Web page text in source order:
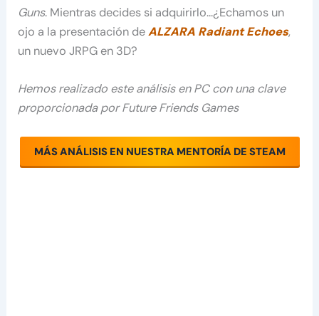
Guns. Mientras decides si adquirirlo…¿Echamos un
ojo a la presentación deALZARA Radiant Echoes,
un nuevo JRPG en 3D?
Hemos realizado este análisis en PC con una clave
proporcionada por Future Friends Games
MÁS ANÁLISIS EN NUESTRA MENTORÍA DE STEAM